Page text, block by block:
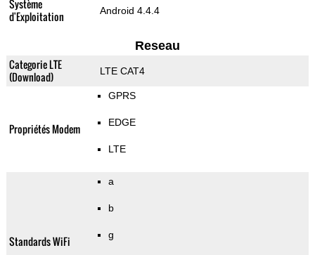
Système
d'Exploitation
Android 4.4.4
Reseau
Categorie LTE
(Download)
LTE CAT4
Propriétés Modem
GPRS
EDGE
LTE
Standards WiFi
a
b
g